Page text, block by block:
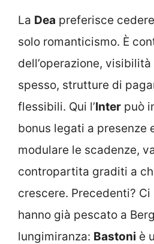
La Dea preferisce
solo romanticismo. È
dell’operazione,
spesso, strutture di
flessibili. Qui l’Inter può
bonus legati a presenze
modulare le scadenze,
contropartita graditi a
crescere. Precedenti? Ci
hanno già pescato a
lungimiranza: Bastoni è